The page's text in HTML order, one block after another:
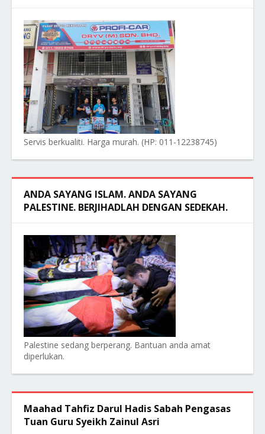
Servis berkualiti. Harga murah. (HP: 011-12238745)
ANDA SAYANG ISLAM. ANDA SAYANG
PALESTINE. BERJIHADLAH DENGAN SEDEKAH.
Palestine sedang berperang. Bantuan anda amat
diperlukan.
Maahad Tahfiz Darul Hadis Sabah Pengasas
Tuan Guru Syeikh Zainul Asri